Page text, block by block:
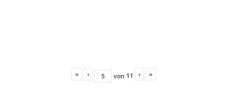
« ‹ von 11 › »